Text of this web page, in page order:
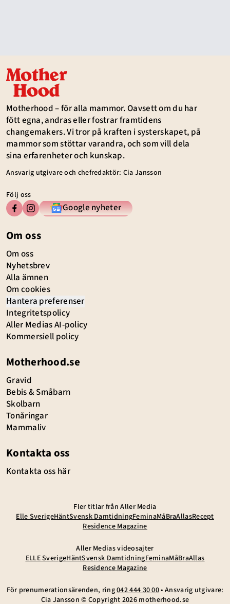
Motherhood – för alla mammor. Oavsett om du har
fött egna, andras eller fostrar framtidens
changemakers. Vi tror på kraften i systerskapet, på
mammor som stöttar varandra, och som vill dela
sina erfarenheter och kunskap.
Ansvarig utgivare och chefredaktör: Cia Jansson
Följ oss
Google nyheter
Om oss
Om oss
Nyhetsbrev
Alla ämnen
Om cookies
Hantera preferenser
Integritetspolicy
Aller Medias AI-policy
Kommersiell policy
Motherhood.se
Gravid
Bebis & Småbarn
Skolbarn
Tonåringar
Mammaliv
Kontakta oss
Kontakta oss här
Fler titlar från Aller Media
Elle SverigeHäntSvensk DamtidningFeminaMåBraAllasRecept
Residence Magazine
Aller Medias videosajter
ELLE SverigeHäntSvensk DamtidningFeminaMåBraAllas
Residence Magazine
För prenumerationsärenden, ring042 444 30 00• Ansvarig utgivare:
Cia Jansson © Copyright 2026 motherhood.se